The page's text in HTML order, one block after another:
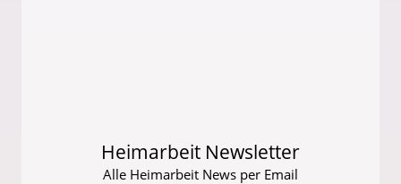
Heimarbeit Newsletter
Alle Heimarbeit News per Email